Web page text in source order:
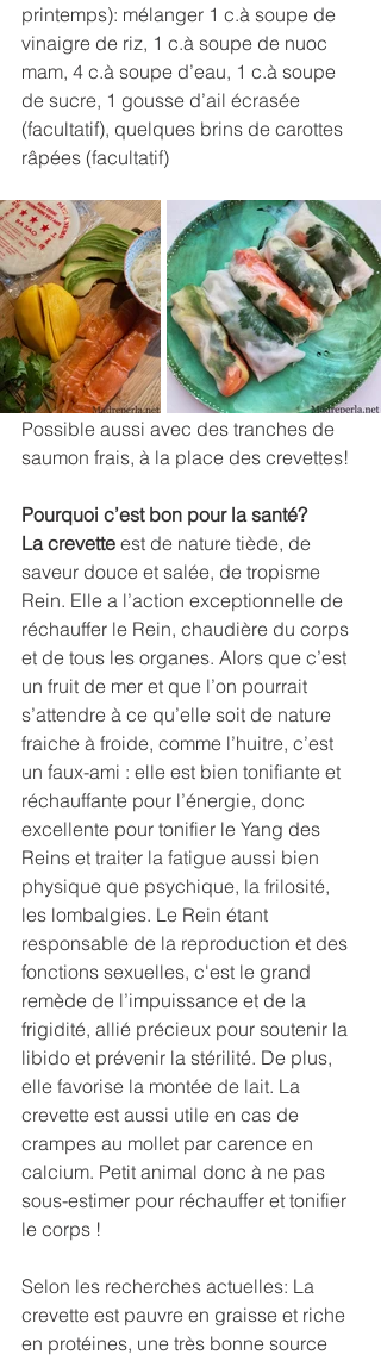
printemps): mélanger 1 c.à soupe de
vinaigre de riz, 1 c.à soupe de nuoc
mam, 4 c.à soupe d’eau, 1 c.à soupe
de sucre, 1 gousse d’ail écrasée
(facultatif), quelques brins de carottes
râpées (facultatif)
Possible aussi avec des tranches de
saumon frais, à la place des crevettes!
Pourquoi c’est bon pour la santé?
La crevette est de nature tiède, de
saveur douce et salée, de tropisme
Rein. Elle a l’action exceptionnelle de
réchauffer le Rein, chaudière du corps
et de tous les organes. Alors que c’est
un fruit de mer et que l’on pourrait
s’attendre à ce qu’elle soit de nature
fraiche à froide, comme l’huitre, c’est
un faux-ami : elle est bien tonifiante et
réchauffante pour l’énergie, donc
excellente pour tonifier le Yang des
Reins et traiter la fatigue aussi bien
physique que psychique, la frilosité,
les lombalgies. Le Rein étant
responsable de la reproduction et des
fonctions sexuelles, c'est le grand
remède de l’impuissance et de la
frigidité, allié précieux pour soutenir la
libido et prévenir la stérilité. De plus,
elle favorise la montée de lait. La
crevette est aussi utile en cas de
crampes au mollet par carence en
calcium. Petit animal donc à ne pas
sous-estimer pour réchauffer et tonifier
le corps !
Selon les recherches actuelles: La
crevette est pauvre en graisse et riche
en protéines, une très bonne source